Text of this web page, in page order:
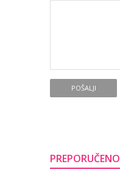
POŠALJI
PREPORUČENO